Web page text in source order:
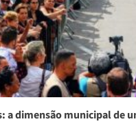
a dimensão municipal de